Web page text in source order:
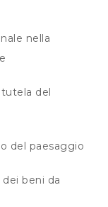
nella
del
del paesaggio
beni da